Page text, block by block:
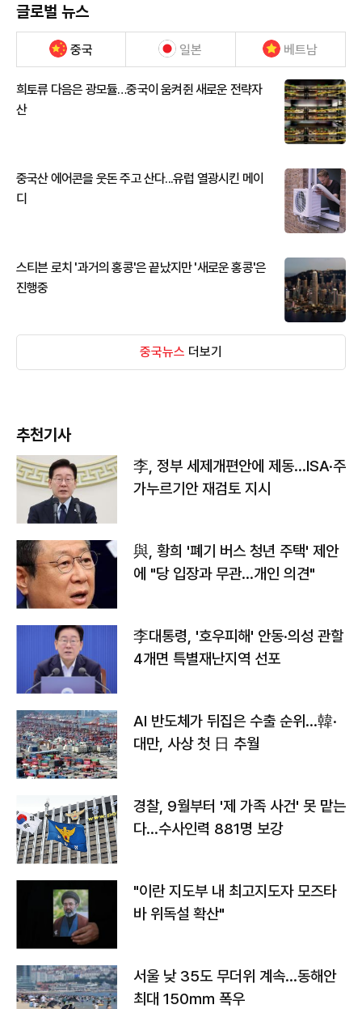
글로벌 뉴스
중국 일본 베트남
희토류 다음은 광모듈…중국이 움켜쥔 새로운 전략자
산
중국산 에어콘을 웃돈 주고 산다...유럽 열광시킨 메이
디
스티븐 로치 '과거의 홍콩'은 끝났지만 '새로운 홍콩'은
진행중
중국뉴스 더보기
추천기사
李, 정부 세제개편안에 제동…ISA·주
가누르기안 재검토 지시
與, 황희 '폐기 버스 청년 주택' 제안
에 "당 입장과 무관…개인 의견"
李대통령, '호우피해' 안동·의성 관할
4개면 특별재난지역 선포
AI 반도체가 뒤집은 수출 순위…韓·
대만, 사상 첫 日 추월
경찰, 9월부터 '제 가족 사건' 못 맡는
다…수사인력 881명 보강
"이란 지도부 내 최고지도자 모즈타
바 위독설 확산"
서울 낮 35도 무더위 계속…동해안
최대 150㎜ 폭우